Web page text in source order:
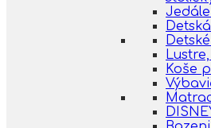
Koše